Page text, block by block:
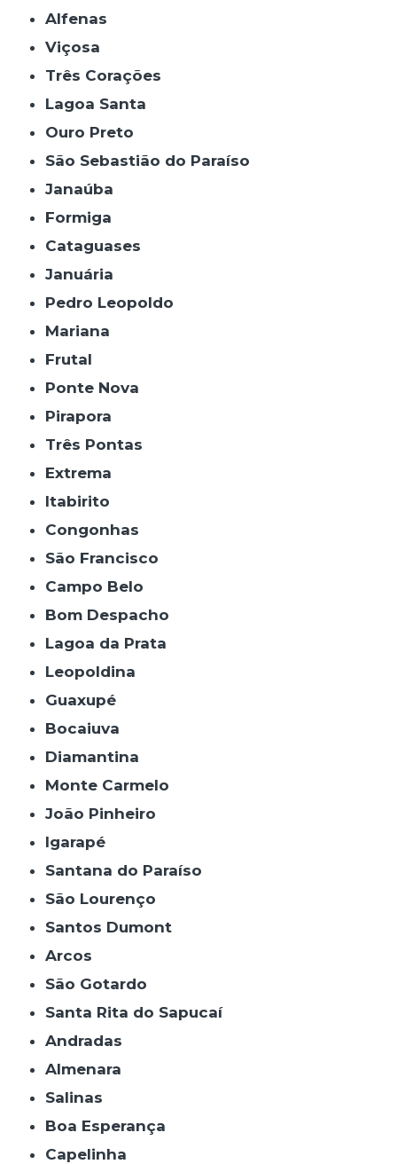
Alfenas
Viçosa
Três Corações
Lagoa Santa
Ouro Preto
São Sebastião do Paraíso
Janaúba
Formiga
Cataguases
Januária
Pedro Leopoldo
Mariana
Frutal
Ponte Nova
Pirapora
Três Pontas
Extrema
Itabirito
Congonhas
São Francisco
Campo Belo
Bom Despacho
Lagoa da Prata
Leopoldina
Guaxupé
Bocaiuva
Diamantina
Monte Carmelo
João Pinheiro
Igarapé
Santana do Paraíso
São Lourenço
Santos Dumont
Arcos
São Gotardo
Santa Rita do Sapucaí
Andradas
Almenara
Salinas
Boa Esperança
Capelinha